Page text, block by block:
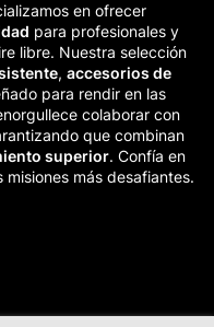
en ofrecer
para profesionales y
libre. Nuestra selección
, accesorios de
para rendir en las
colaborar con
que combinan
superior. Confía en
más desafiantes.